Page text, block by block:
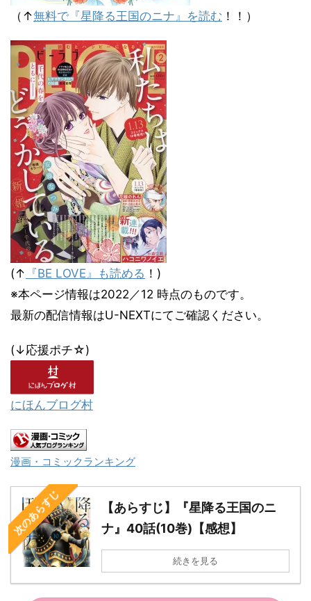
（↑無料で『星降る王国のニナ』を読む ！！）
(↑ 『BE LOVE』も読める ！)
※本ページ情報は2022／12 時点のものです。
最新の配信情報はU-NEXTにてご確認ください。
(↓応援ポチ☆)
にほんブログ村
漫画・コミックランキング
次のあらすじ
【あらすじ】『星降る王国のニ
ナ』40話(10巻)【感想】
続きを見る